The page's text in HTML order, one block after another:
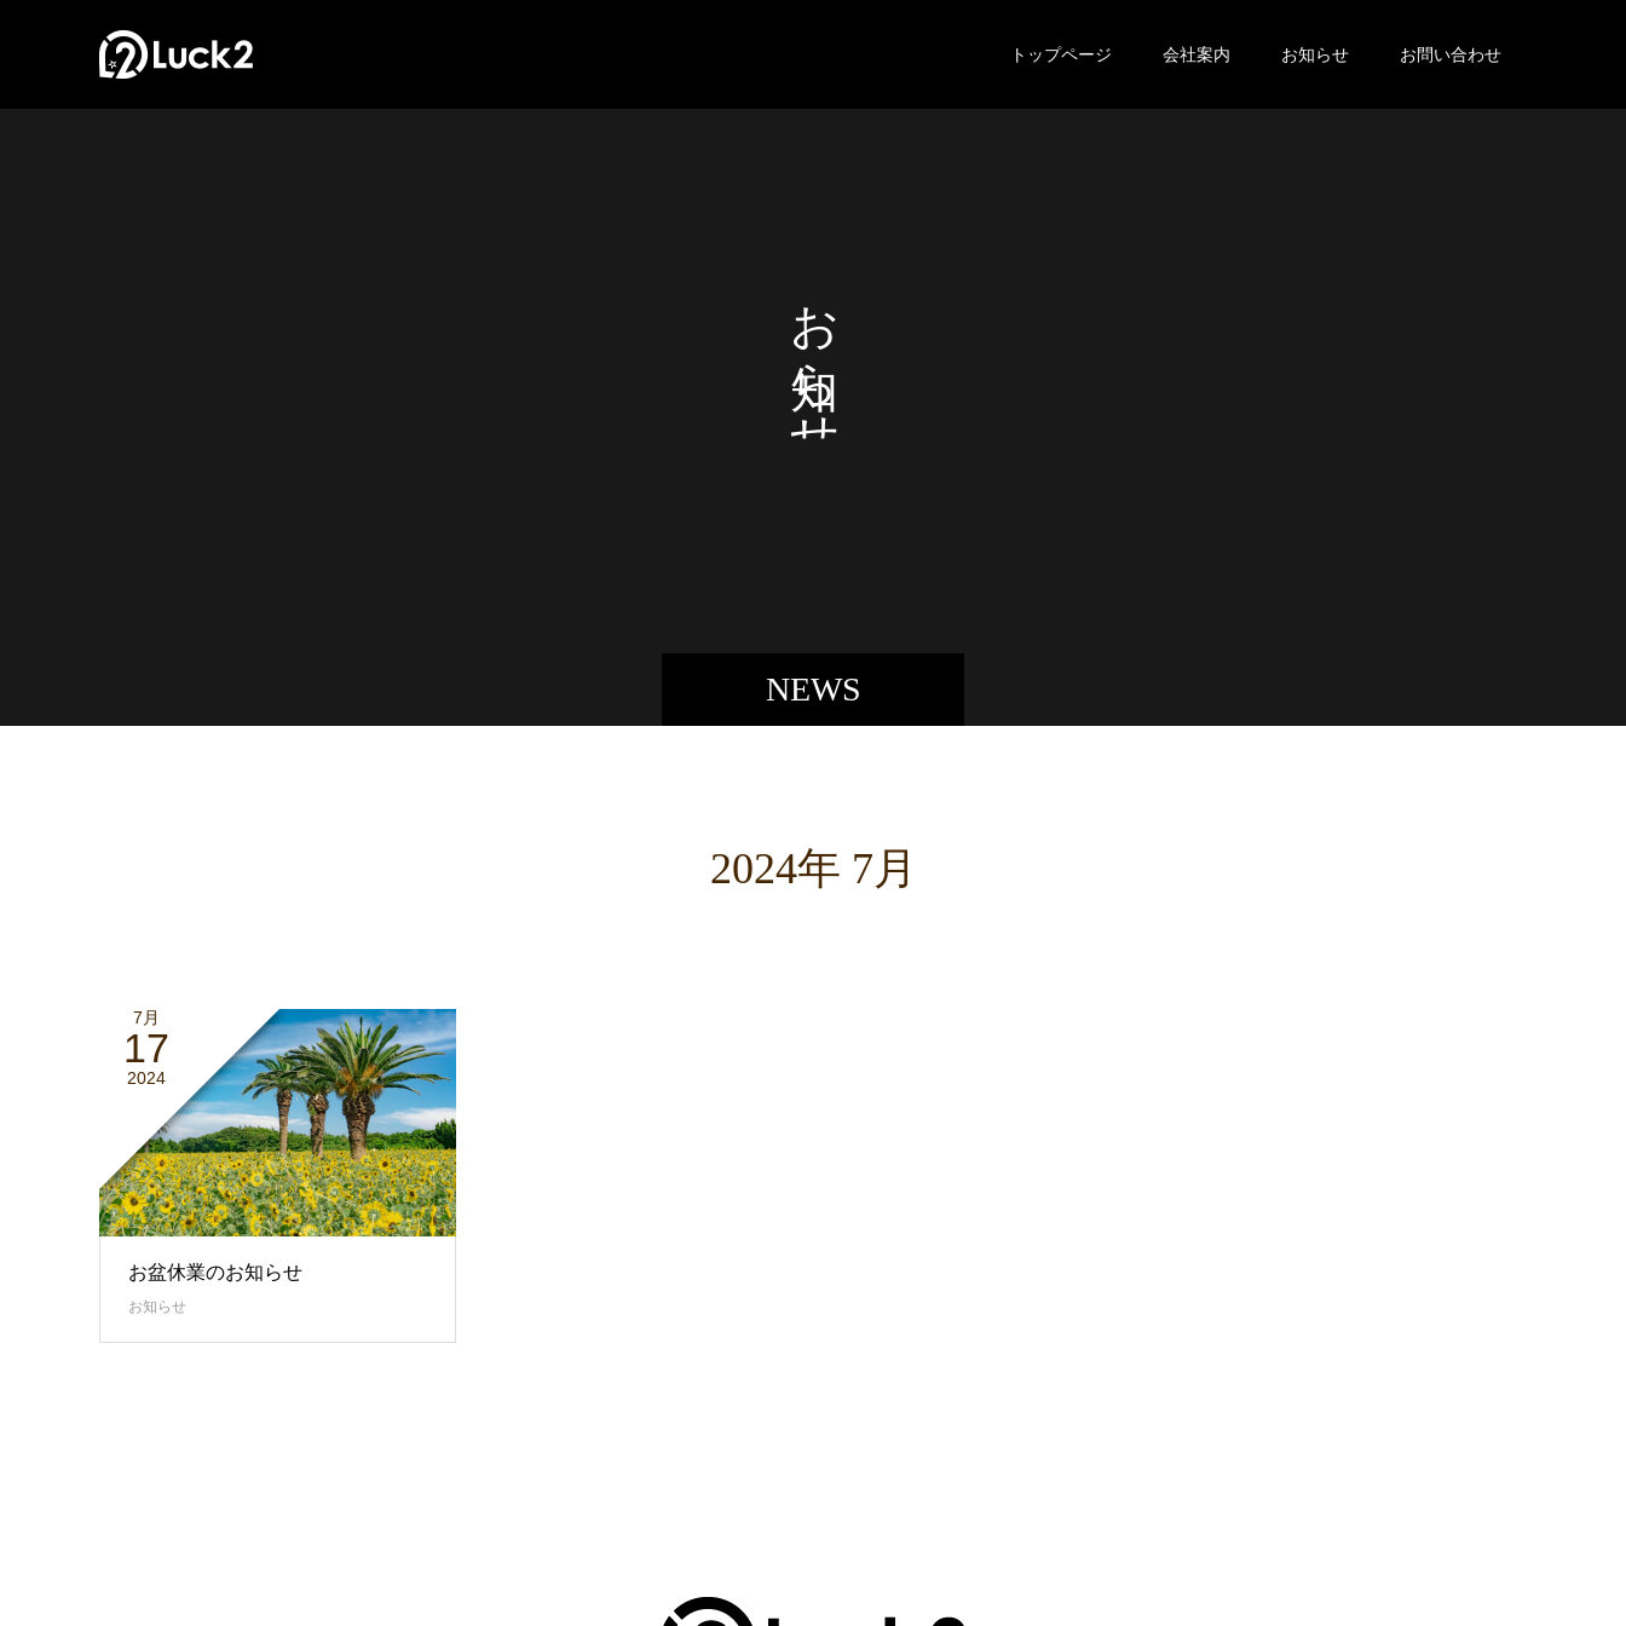
トップページ 会社案内 お知らせ お問い合わせ
NEWS
お
ら
せ
2024年 7月
7月
17
2024
お盆休業のお知らせ
お知らせ